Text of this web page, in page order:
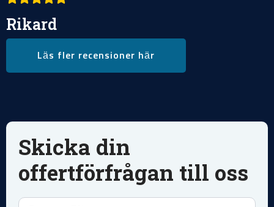
Rikard
Läs fler recensioner här
Skicka din
offertförfrågan till oss
Namn